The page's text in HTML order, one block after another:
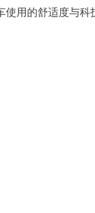
使用的舒适度与科